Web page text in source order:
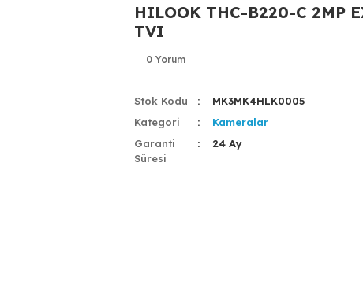
HILOOK THC-B220-C 2MP
TVI
0 Yorum
Stok Kodu
MK3MK4HLK0005
Kategori
Kameralar
Garanti
Süresi
24 Ay